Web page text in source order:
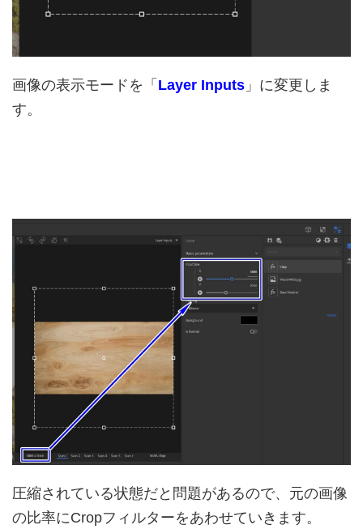
画像の表示モードを「 Layer Inputs 」に変更しま
す。
圧縮されている状態だと問題があるので、元の画像
の比率にCropフィルターをあわせていきます。